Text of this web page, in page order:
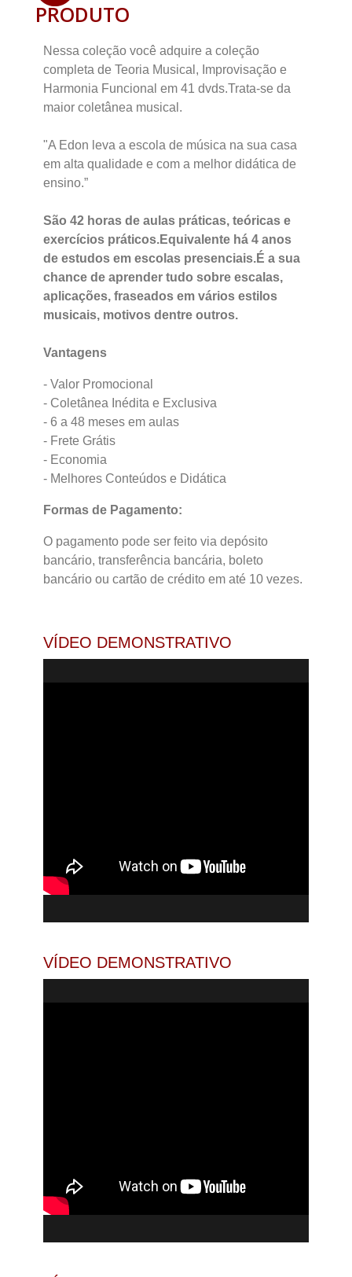
PRODUTO
Nessa coleção você adquire a coleção
completa de Teoria Musical, Improvisação e
Harmonia Funcional em 41 dvds.Trata-se da
maior coletânea musical.
"A Edon leva a escola de música na sua casa
em alta qualidade e com a melhor didática de
ensino.”
São 42 horas de aulas práticas, teóricas e
exercícios práticos.Equivalente há 4 anos
de estudos em escolas presenciais.É a sua
chance de aprender tudo sobre escalas,
aplicações, fraseados em vários estilos
musicais, motivos dentre outros.
Vantagens
- Valor Promocional
- Coletânea Inédita e Exclusiva
- 6 a 48 meses em aulas
- Frete Grátis
- Economia
- Melhores Conteúdos e Didática
Formas de Pagamento:
O pagamento pode ser feito via depósito
bancário, transferência bancária, boleto
bancário ou cartão de crédito em até 10 vezes.
VÍDEO DEMONSTRATIVO
VÍDEO DEMONSTRATIVO